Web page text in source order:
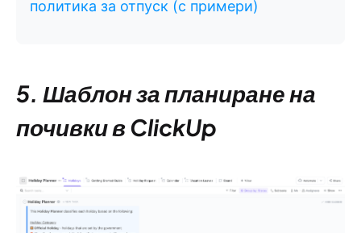
политика за отпуск (с примери)
5. Шаблон за планиране на
почивки в ClickUp